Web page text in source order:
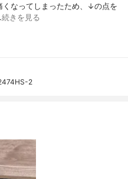
くなってしまったため、↓の点を
続きを見る
2